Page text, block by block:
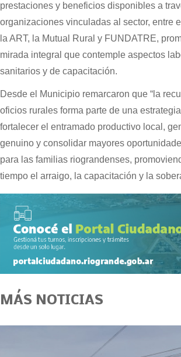
prestaciones y beneficios disponibles a
organizaciones vinculadas al sector, entre
la ART, la Mutual Rural y FUNDATRE,
mirada integral que contemple aspectos
sanitarios y de capacitación.
Desde el Municipio remarcaron que “la
oficios rurales forma parte de una
fortalecer el entramado productivo local,
genuino y consolidar mayores
para las familias riograndenses,
tiempo el arraigo, la capacitación y la
MÁS NOTICIAS